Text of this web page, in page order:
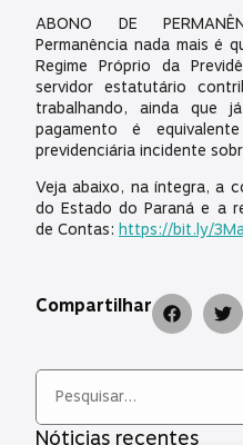
ABONO DE
Permanência nada mais é
Regime Próprio da
servidor estatutário
trabalhando, ainda que
pagamento é
previdenciária incidente
Veja abaixo, na íntegra, a
do Estado do Paraná e a
de Contas: https://bit.ly/
Compartilhar
Nóticias recentes